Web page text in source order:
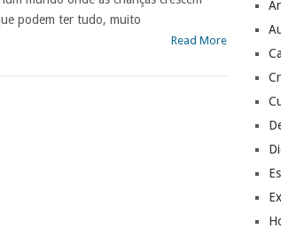
podem ter tudo, muito
Read More